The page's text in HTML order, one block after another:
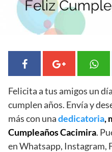
Felicita a tus amigos un
cumplen años. Envía y
más con unadedicatoria,
Cumpleaños Cacimira.
en Whatsapp, Instagram,